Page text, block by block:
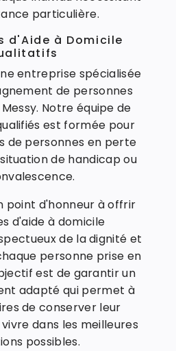
particulière.
d'Aide à Domicile
entreprise spécialisée
de personnes
Notre équipe de
est formée pour
de personnes en perte
de handicap ou
point d'honneur à offrir
d'aide à domicile
de la dignité et
personne prise en
est de garantir un
adapté qui permet à
de conserver leur
dans les meilleures
possibles.